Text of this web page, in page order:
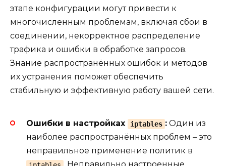
этапе конфигурации могут привести к
многочисленным проблемам, включая сбои в
соединении, некорректное распределение
трафика и ошибки в обработке запросов.
Знание распространённых ошибок и методов
их устранения поможет обеспечить
стабильную и эффективную работу вашей сети.
Ошибки в настройках iptables :Один из
наиболее распространённых проблем – это
неправильное применение политик в